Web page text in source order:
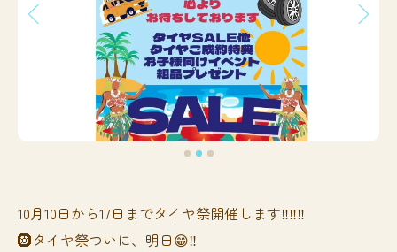
10月10日から17日までタイヤ祭開催します‼️‼️‼️
🛞タイヤ祭ついに、明日😁‼️